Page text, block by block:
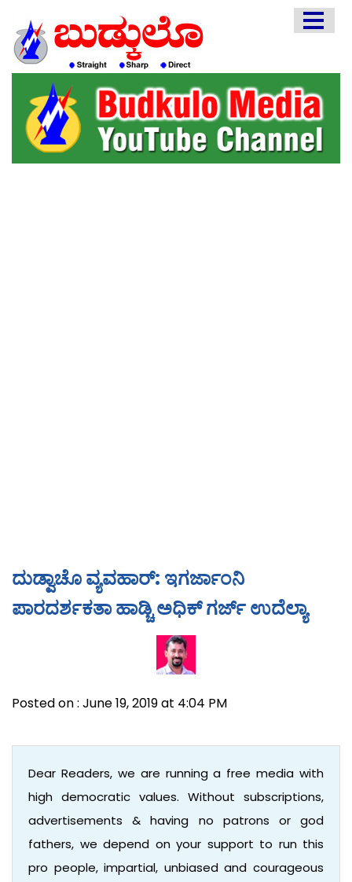
EDITORIAL
ENGLISH
KANNADA
INTERVIEWS
ದುಡ್ವಾಚೊ ವ್ಯವಹಾರ್: ಇಗರ್ಜಾಂನಿ
ಪಾರದರ್ಶಕತಾ ಹಾಡ್ಚಿ ಅಧಿಕ್ ಗರ್ಜ್ ಉದೆಲ್ಯಾ
Posted on : June 19, 2019 at 4:04 PM
Dear Readers, we are running a free media with
high democratic values. Without subscriptions,
advertisements & having no patrons or god
fathers, we depend on your support to run this
pro people, impartial, unbiased and courageous